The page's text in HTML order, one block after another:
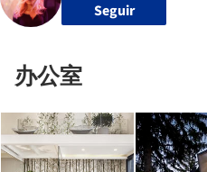
Seguir
办公室